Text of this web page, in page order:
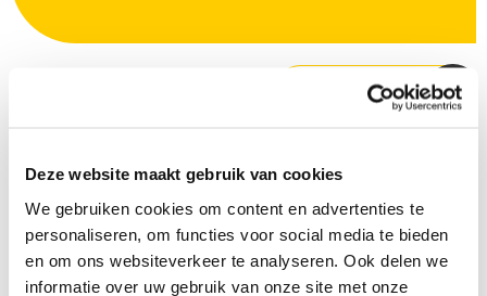
Deze website maakt gebruik van cookies
We gebruiken cookies om content en advertenties te
personaliseren, om functies voor social media te bieden
en om ons websiteverkeer te analyseren. Ook delen we
informatie over uw gebruik van onze site met onze
LEES MEER